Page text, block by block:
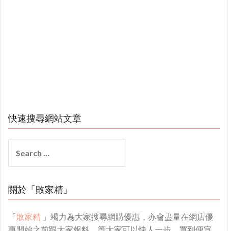
快速搜尋網站文章
for:
關於「敗家精」
「敗家精 」竭力為大家搜尋網購優惠，亦會盡量在網店優